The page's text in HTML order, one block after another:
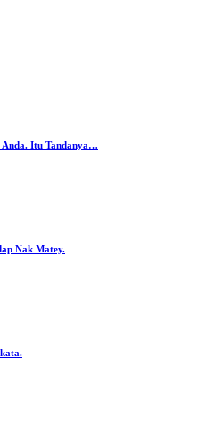
Anda. Itu Tandanya…
Nak Matey.